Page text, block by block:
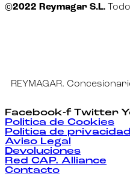
©2022 Reymagar S.L.
REYMAGAR.
Facebook-f Twitter
Politica de Cookies
Politica de privacidad
Aviso Legal
Devoluciones
Red CAP. Alliance
Contacto